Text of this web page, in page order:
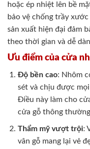
hoặc ép nhiệt lên bề
bảo vệ chống trầy
sản xuất hiện đại đảm
theo thời gian và dễ
Ưu điểm của cửa
Độ bền cao: Nhôm
sét và chịu được
Điều này làm cho
cửa gỗ thông
Thẩm mỹ vượt trội:
vân gỗ mang lại vẻ